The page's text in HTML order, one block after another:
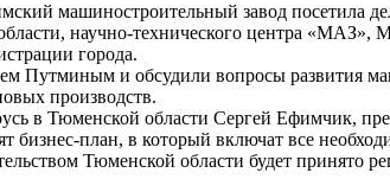
машиностроительный завод посетила
научно-технического центра «МАЗ»,
города.
Путминым и обсудили вопросы развития
производств.
в Тюменской области Сергей Ефимчик,
бизнес-план, в который включат все
Тюменской области будет принято